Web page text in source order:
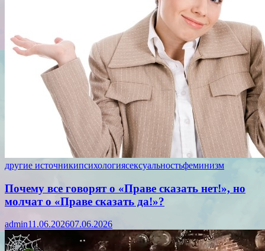
другие источникипсихологиясексуальностьфеминизм
Почему все говорят о «Праве сказать нет!», но
молчат о «Праве сказать да!»?
admin11.06.202607.06.2026